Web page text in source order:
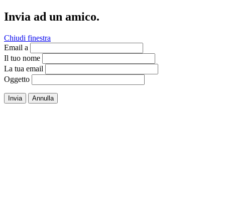
Invia ad un amico.
Chiudi finestra
Email a
Il tuo nome
La tua email
Oggetto
Invia Annulla